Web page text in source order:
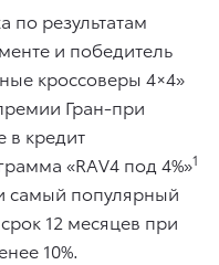
по результатам
и победитель
кроссоверы 4×4»
Гран-при
в кредит
«RAV4 под 4%»1
самый популярный
12 месяцев при
10%.